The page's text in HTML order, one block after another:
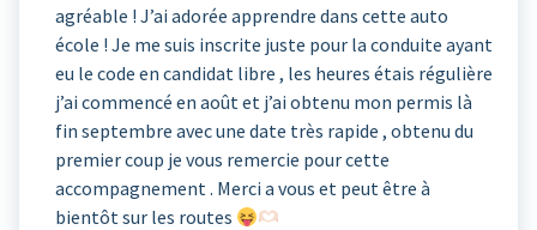
agréable ! J’ai adorée apprendre dans cette auto
école ! Je me suis inscrite juste pour la conduite ayant
eu le code en candidat libre , les heures étais régulière
j’ai commencé en août et j’ai obtenu mon permis là
fin septembre avec une date très rapide , obtenu du
premier coup je vous remercie pour cette
accompagnement . Merci a vous et peut être à
bientôt sur les routes